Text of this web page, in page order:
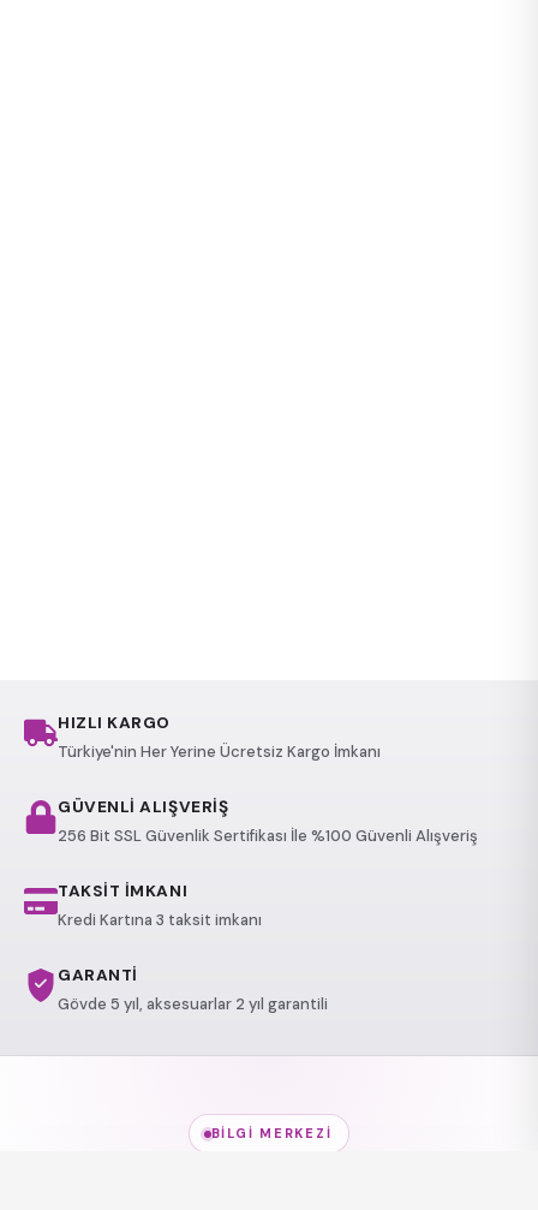
HIZLI KARGO
Türkiye'nin Her Yerine Ücretsiz Kargo İmkanı
GÜVENLİ ALIŞVERİŞ
256 Bit SSL Güvenlik Sertifikası İle %100 Güvenli Alışveriş
TAKSİT İMKANI
Kredi Kartına 3 taksit imkanı
GARANTİ
Gövde 5 yıl, aksesuarlar 2 yıl garantili
BILGI MERKEZI